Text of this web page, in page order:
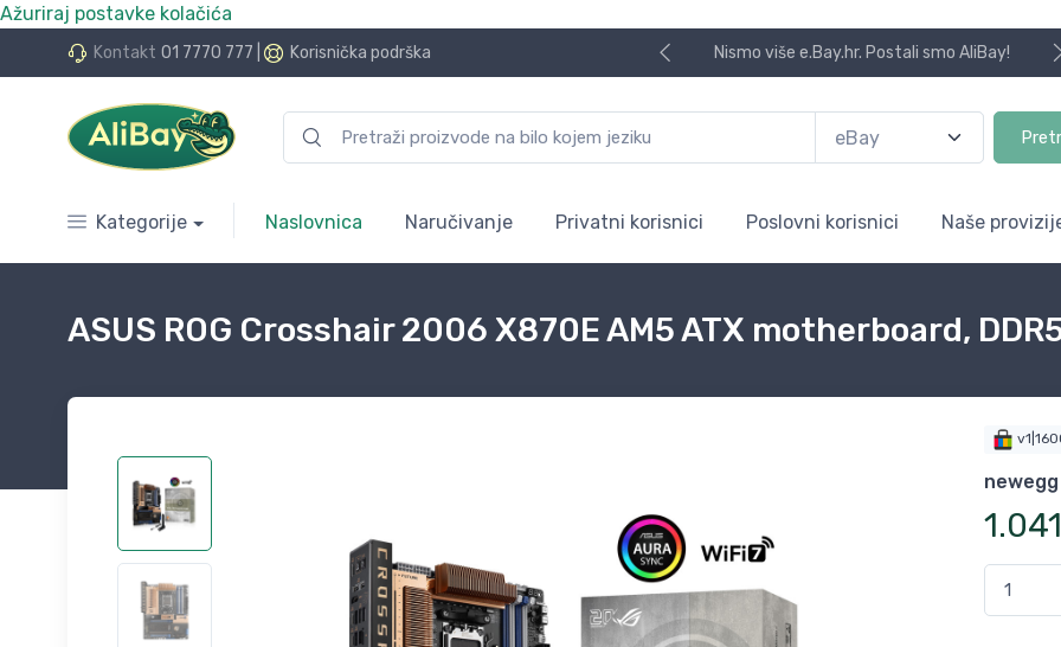
Ažuriraj postavke kolačića
Kontakt 01 7770 777 Korisnička podrška
24 rate bez kamata Nismo više e.Bay.hr. Postali smo AliBay!
Kategorije Naslovnica Naručivanje Privatni korisnici Poslovni korisnici Naše
ASUS ROG Crosshair 2006 X870E AM5 ATX motherboard,
newegg
1.041